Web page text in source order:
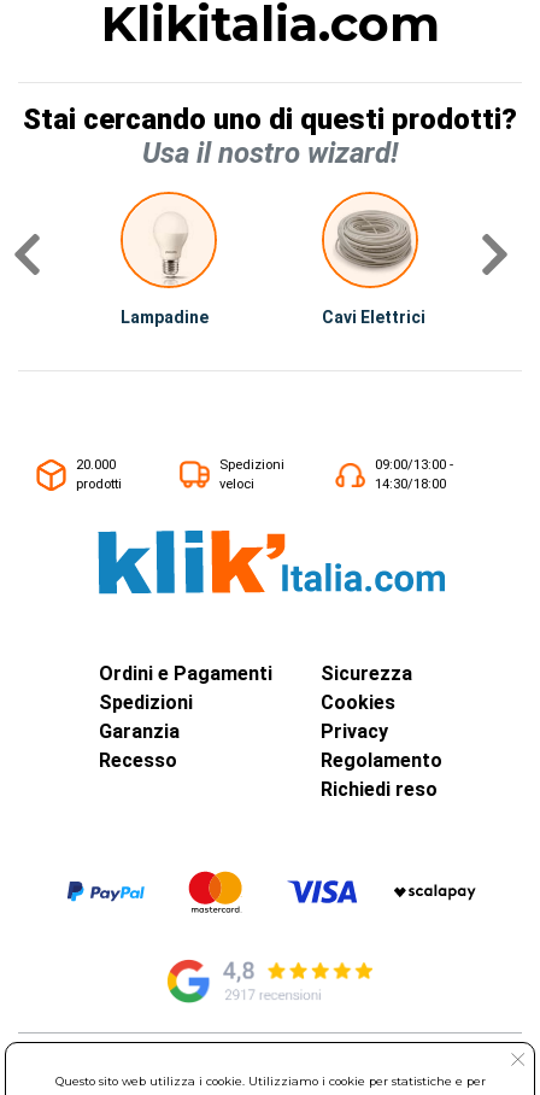
Klikitalia.com
Stai cercando uno di questi prodotti?
Usa il nostro wizard!
Lampadine Cavi Elettrici
20.000
prodotti
Spedizioni
veloci
09:00/13:00 -
14:30/18:00
Ordini e Pagamenti
Spedizioni
Garanzia
Recesso
Sicurezza
Cookies
Privacy
Regolamento
Richiedi reso
Questo sito web utilizza i cookie. Utilizziamo i cookie per statistiche e per